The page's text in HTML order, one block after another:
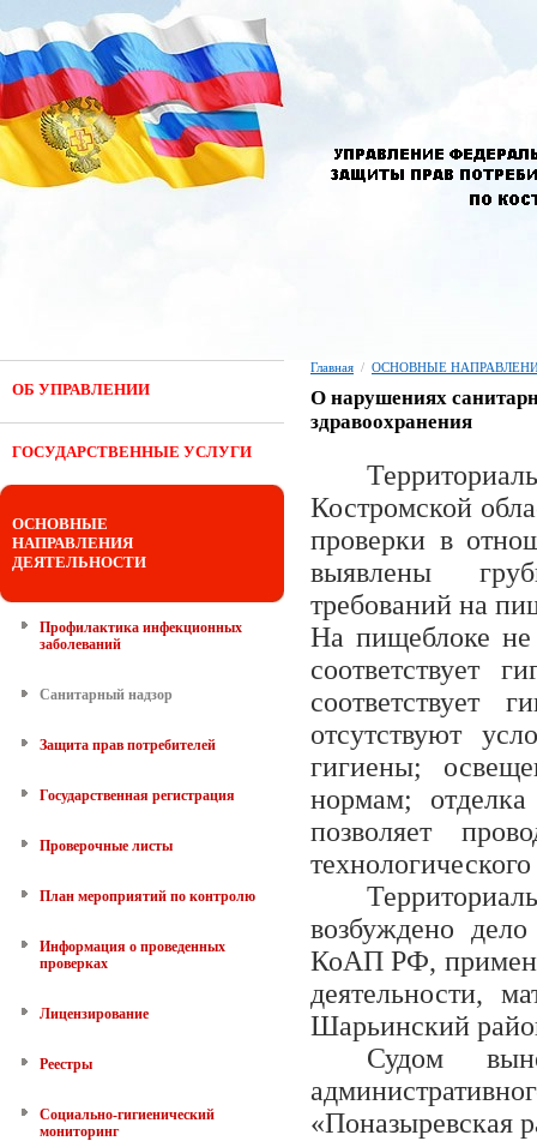
ОБ УПРАВЛЕНИИ
ГОСУДАРСТВЕННЫЕ УСЛУГИ
ОСНОВНЫЕ
НАПРАВЛЕНИЯ
ДЕЯТЕЛЬНОСТИ
Профилактика инфекционных
заболеваний
Санитарный надзор
Защита прав потребителей
Государственная регистрация
Проверочные листы
План мероприятий по контролю
Информация о проведенных
проверках
Лицензирование
Реестры
Социально-гигиенический
мониторинг
Главная / ОСНОВНЫЕ
О нарушениях
здравоохранения
Костромской
проверки в
выявлены
требований на
На пищеблоке не
соответствует
соответствует
отсутствуют
гигиены;
нормам;
позволяет
возбуждено
КоАП РФ,
деятельности,
Шарьинский
Судом
«Поназыревская